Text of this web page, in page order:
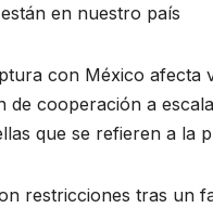
en nuestro país
con México
de cooperación a
que se refieren a la
restricciones tras un